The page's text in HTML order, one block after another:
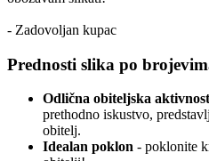
- Zadovoljan kupac
Prednosti slika po
Odlična obiteljska aktivnost
prethodno iskustvo,
obitelj.
Idealan poklon - poklonite